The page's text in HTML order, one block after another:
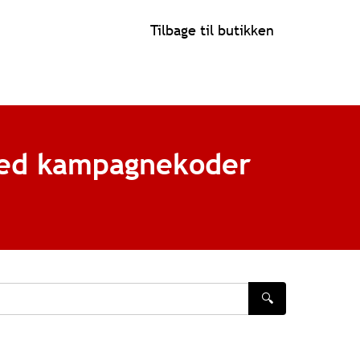
Tilbage til butikken
kampagnekoder
🔍